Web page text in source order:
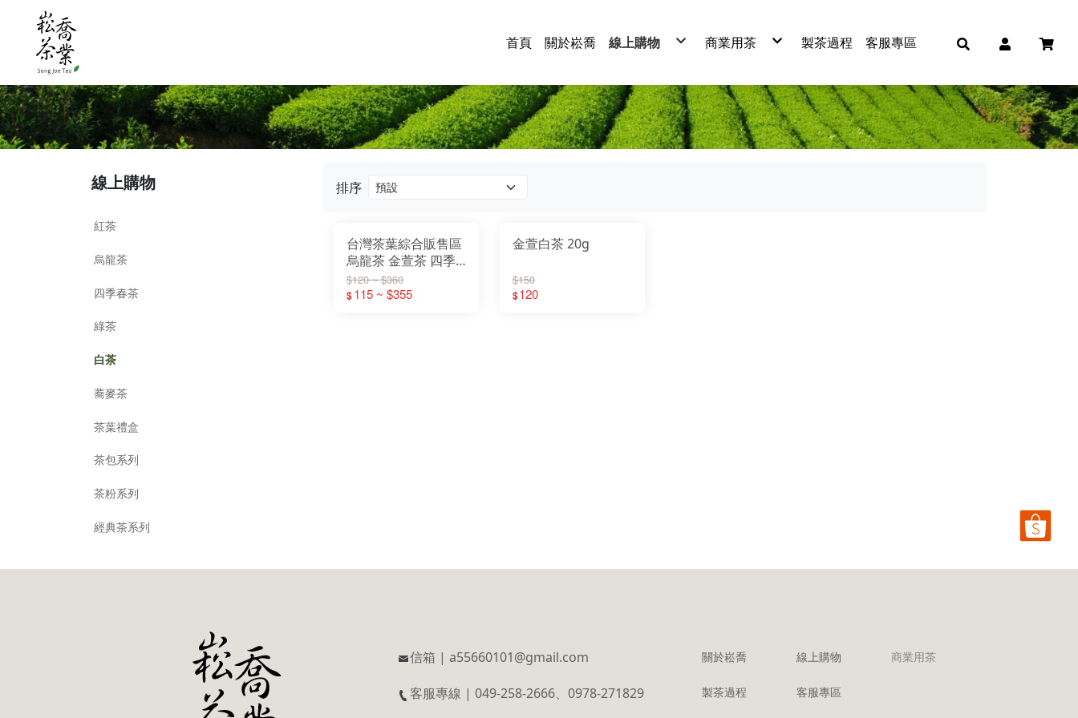
首頁 關於崧喬 線上購物
綠茶
白茶
蕎麥茶
茶葉禮盒
茶包系列
茶粉系列
經典茶系列
商業用茶
烏龍茶
免濾茶包
冷泡茶包
普洱茶
蕎麥茶
製茶過程 客服專區
排序
台灣茶葉綜合販售區
烏龍茶 金萱茶 四季
春 翠玉茶 綠茶 紅茶
$120 ~ $360
$115 ~ $355
金萱白茶 20g
$150
$120
線上購物
紅茶
烏龍茶
四季春茶
綠茶
白茶
蕎麥茶
茶葉禮盒
茶包系列
茶粉系列
經典茶系列
信箱 | a55660101@gmail.com
客服專線 | 049-258-2666、0978-271829
關於崧喬 線上購物 商業用茶
製茶過程 客服專區